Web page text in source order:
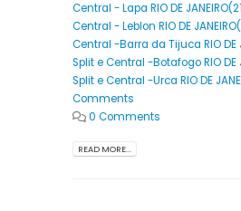
Central - Lapa RIO DE
Central - Leblon RIO DE
Central -Barra da Tijuca RIO DE
Split e Central -Botafogo RIO DE
Split e Central -Urca RIO DE
Comments
0 Comments
READ MORE...